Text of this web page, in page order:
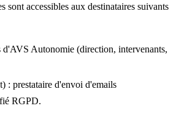
sont accessibles aux destinataires suivants
d'AVS Autonomie (direction, intervenants,
: prestataire d'envoi d'emails
RGPD.